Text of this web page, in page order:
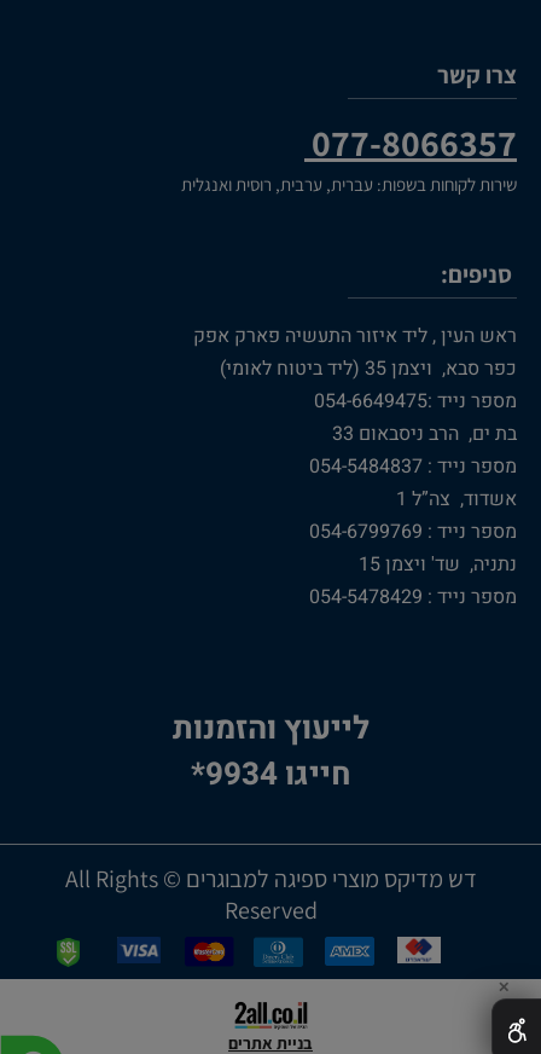
צרו קשר
077-8066357
שירות לקוחות בשפות: עברית, ערבית, רוסית ואנגלית
סניפים:
ראש העין , ליד איזור התעשיה פארק אפק
כפר סבא, ויצמן 35 (ליד ביטוח לאומי)
מספר נייד :054-6649475
בת ים, הרב ניסבאום 33
מספר נייד : 054-5484837
אשדוד, צה”ל 1
מספר נייד : 054-6799769
נתניה, שד' ויצמן 15
מספר נייד : 054-5478429
לייעוץ והזמנות
חייגו 9934*
דש מדיקס מוצרי ספיגה למבוגרים © All Rights
Reserved
בניית אתרים
✕